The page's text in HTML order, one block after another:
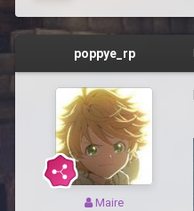
poppye_rp
Maire